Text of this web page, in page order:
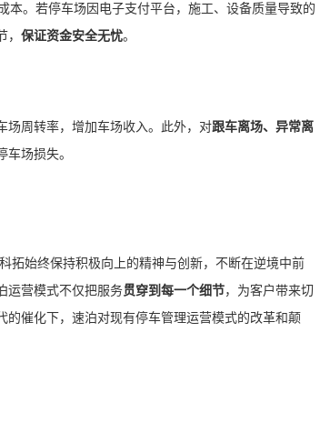
本。若停车场因电子支付平台，施工、设备质量导致的
保证资金安全无忧。
场周转率，增加车场收入。此外，对跟车离场、异常离
场损失。
拓始终保持积极向上的精神与创新，不断在逆境中前
运营模式不仅把服务贯穿到每一个细节，为客户带来切
催化下，速泊对现有停车管理运营模式的改革和颠